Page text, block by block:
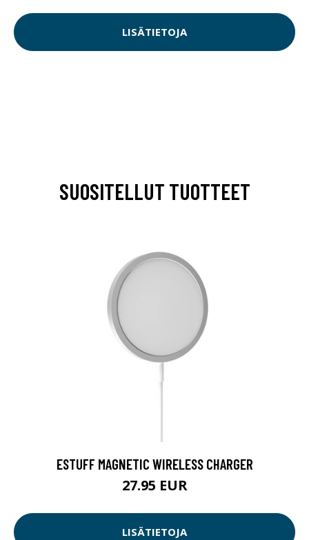
LISÄTIETOJA
SUOSITELLUT TUOTTEET
ESTUFF MAGNETIC WIRELESS CHARGER
27.95 EUR
LISÄTIETOJA